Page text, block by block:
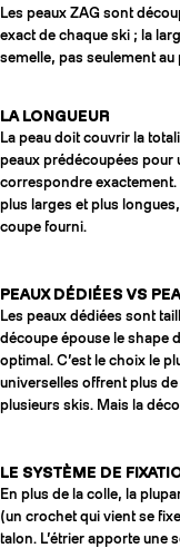
Les peaux ZAG sont
exact de chaque ski ; la
semelle, pas seulement au
LA LONGUEUR
La peau doit couvrir la
peaux prédécoupées pour
correspondre
plus larges et plus
coupe fourni.
PEAUX DÉDIÉES VS
Les peaux dédiées sont
découpe épouse le shape
optimal. C’est le choix le
universelles offrent plus de
plusieurs skis. Mais la
LE SYSTÈME DE
En plus de la colle, la
(un crochet qui vient se
talon. L’étrier apporte une